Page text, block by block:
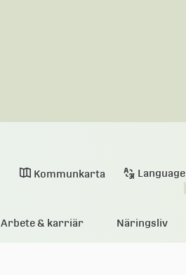
Kommunkarta Language
Arbete & karriär Näringsliv